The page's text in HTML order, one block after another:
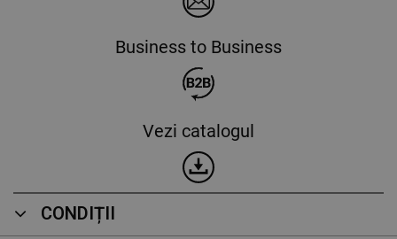
Business to Business
Vezi catalogul
CONDIȚII